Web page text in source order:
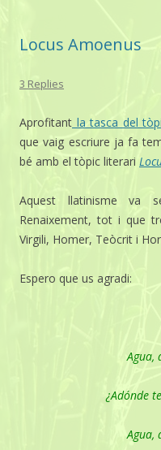
Locus Amoenus
3 Replies
Aprofitant la tasca del
que vaig escriure ja fa
bé amb el tòpic literari
Aquest llatinisme va
Renaixement, tot i que
Virgili, Homer, Teòcrit i
Espero que us agradi:
Agua,
¿Adónde
Agua,